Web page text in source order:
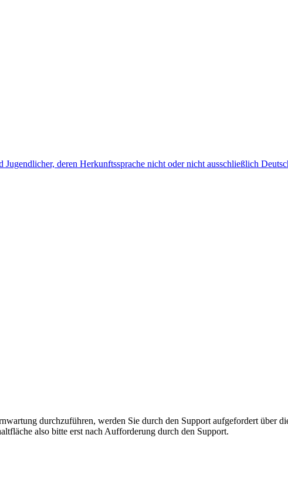
deren Herkunftssprache nicht oder nicht ausschließlich
durchzuführen, werden Sie durch den Support aufgefordert
also bitte erst nach Aufforderung durch den Support.